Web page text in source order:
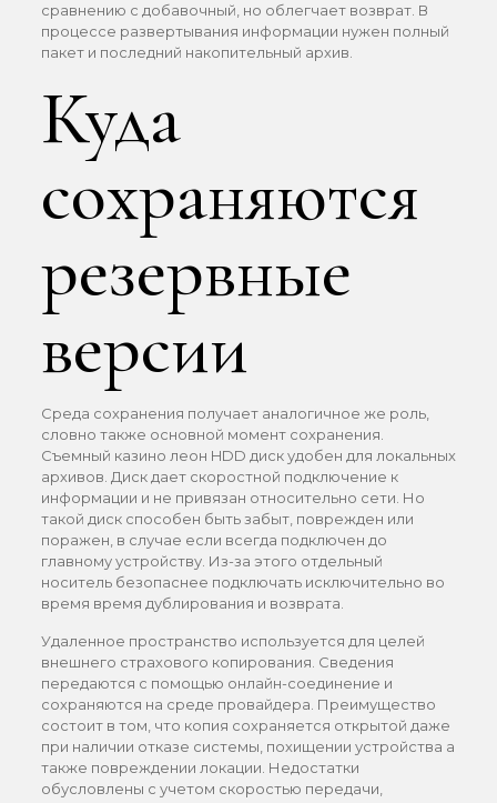
сравнению с добавочный, но облегчает возврат. В
процессе развертывания информации нужен полный
пакет и последний накопительный архив.
Куда
сохраняются
резервные
версии
Среда сохранения получает аналогичное же роль,
словно также основной момент сохранения.
Съемный казино леон HDD диск удобен для локальных
архивов. Диск дает скоростной подключение к
информации и не привязан относительно сети. Но
такой диск способен быть забыт, поврежден или
поражен, в случае если всегда подключен до
главному устройству. Из-за этого отдельный
носитель безопаснее подключать исключительно во
время время дублирования и возврата.
Удаленное пространство используется для целей
внешнего страхового копирования. Сведения
передаются с помощью онлайн-соединение и
сохраняются на среде провайдера. Преимущество
состоит в том, что копия сохраняется открытой даже
при наличии отказе системы, похищении устройства а
также повреждении локации. Недостатки
обусловлены с учетом скоростью передачи,